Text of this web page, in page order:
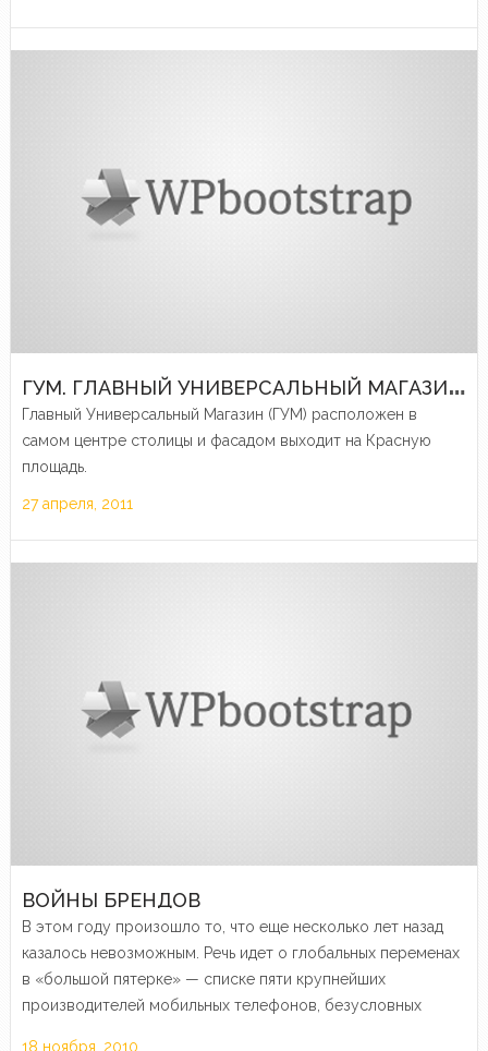
Г
УМ. ГЛАВНЫЙ УНИВЕРСАЛЬНЫЙ МАГАЗИН СТРАНЫ
Главный Универсальный Магазин (ГУМ) расположен в
самом центре столицы и фасадом выходит на Красную
площадь.
27 апреля, 2011
ВОЙНЫ БРЕНДОВ
В этом году произошло то, что еще несколько лет назад
казалось невозможным. Речь идет о глобальных переменах
в «большой пятерке» — списке пяти крупнейших
производителей мобильных телефонов, безусловных
18 ноября, 2010